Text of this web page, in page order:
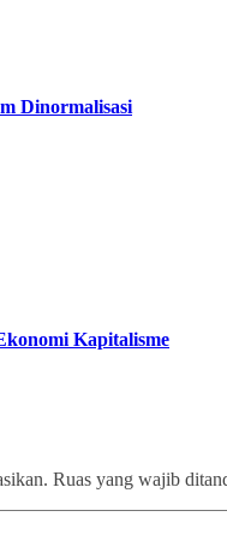
Dinormalisasi
Kapitalisme
Ruas yang wajib